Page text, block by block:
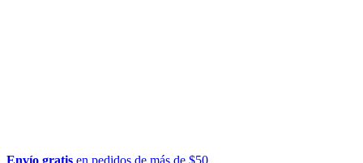
Envío gratis en pedidos de más de $50